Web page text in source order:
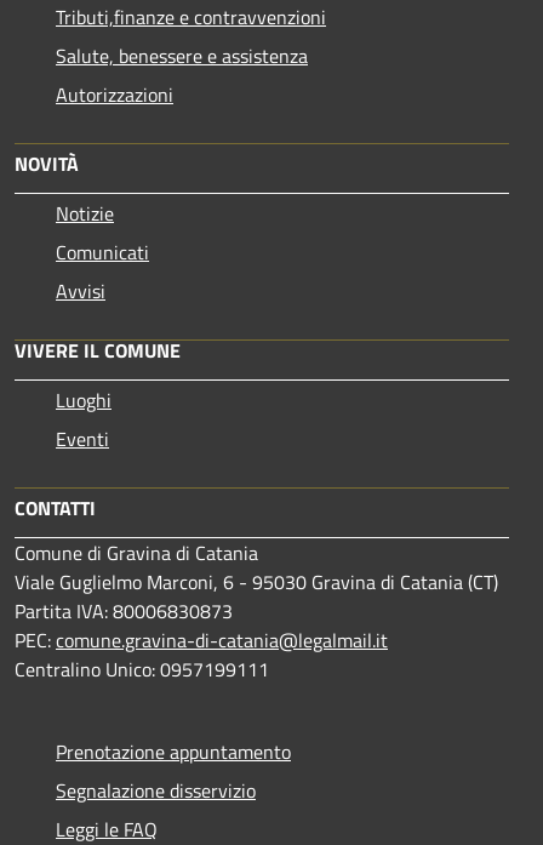
Tributi,finanze e contravvenzioni
Salute, benessere e assistenza
Autorizzazioni
NOVITÀ
Notizie
Comunicati
Avvisi
VIVERE IL COMUNE
Luoghi
Eventi
CONTATTI
Comune di Gravina di Catania
Viale Guglielmo Marconi, 6 - 95030 Gravina di Catania (CT)
Partita IVA: 80006830873
PEC:comune.gravina-di-catania@legalmail.it
Centralino Unico: 0957199111
Prenotazione appuntamento
Segnalazione disservizio
Leggi le FAQ